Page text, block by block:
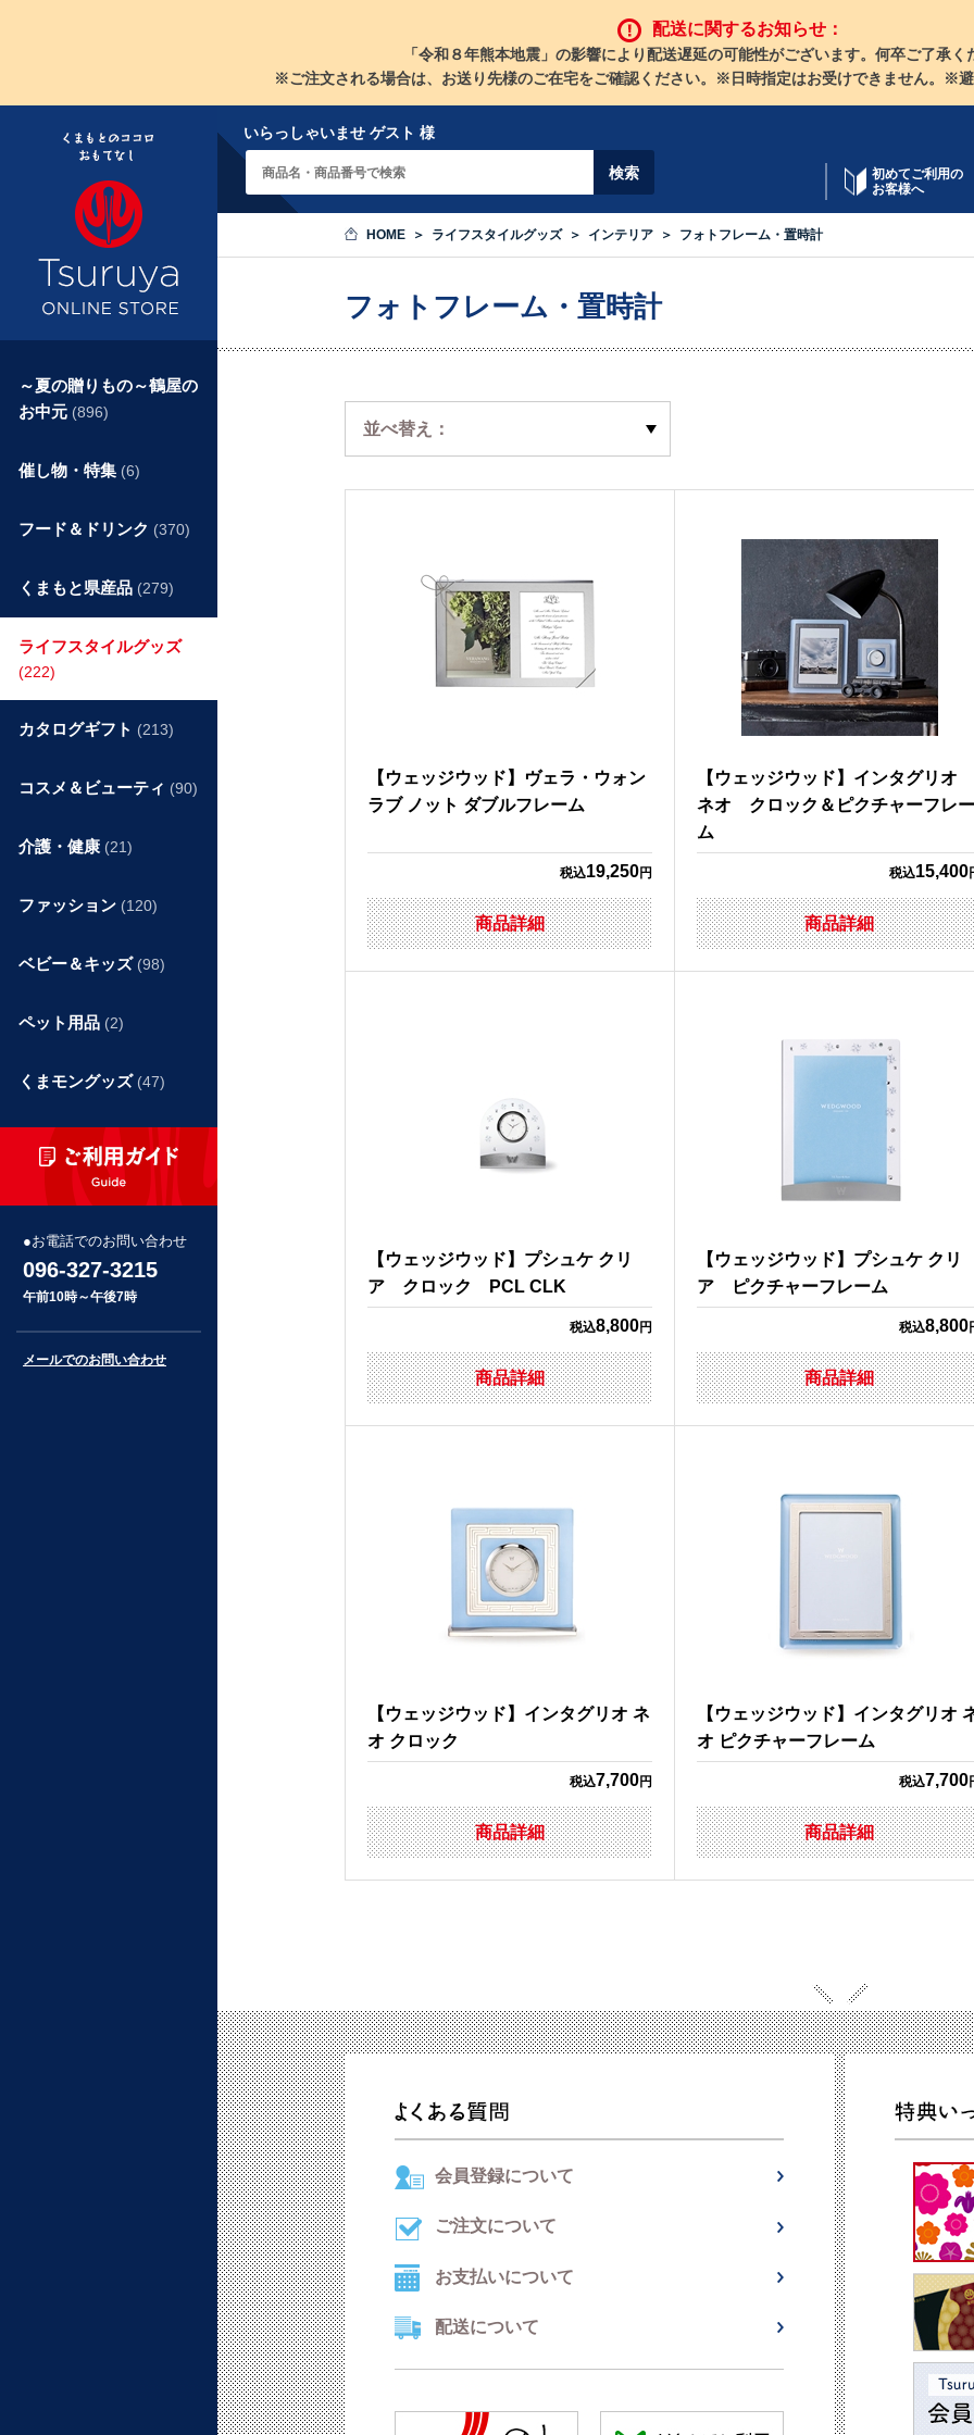
配送に関するお知らせ：
「令和８年熊本地震」の影響により配送遅延の可能性がございます。何卒ご了承く
※ご注文される場合は、お送り先様のご在宅をご確認ください。※日時指定はお受けできません。※
いらっしゃいませ ゲスト 様
初めてご利用の
お客様へ
HOME ライフスタイルグッズ インテリア フォトフレーム・置時計
フォトフレーム・置時計
並べ替え：
【ウェッジウッド】ヴェラ・ウォン
ラブ ノット ダブルフレーム
税込19,250円
商品詳細
【ウェッジウッド】インタグリオ
ネオ クロック＆ピクチャーフレー
ム
税込15,400
商品詳細
【ウェッジウッド】プシュケ クリ
ア クロック PCL CLK
税込8,800円
商品詳細
【ウェッジウッド】プシュケ クリ
ア ピクチャーフレーム
税込8,800
商品詳細
【ウェッジウッド】インタグリオ ネ
オ クロック
税込7,700円
商品詳細
【ウェッジウッド】インタグリオ
オ ピクチャーフレーム
税込7,700
商品詳細
～夏の贈りもの～鶴屋の
お中元 (896)
催し物・特集 (6)
フード＆ドリンク (370)
くまもと県産品 (279)
ライフスタイルグッズ
(222)
カタログギフト (213)
コスメ＆ビューティ (90)
介護・健康 (21)
ファッション (120)
ベビー＆キッズ (98)
ペット用品 (2)
くまモングッズ (47)
お電話でのお問い合わせ
096-327-3215
午前10時～午後7時
メールでのお問い合わせ
会員登録について
ご注文について
お支払いについて
配送について